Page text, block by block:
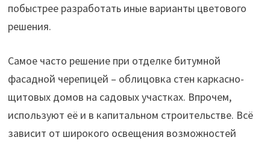
побыстрее разработать иные варианты цветового
решения.
Самое часто решение при отделке битумной
фасадной черепицей – облицовка стен каркасно-
щитовых домов на садовых участках. Впрочем,
используют её и в капитальном строительстве. Всё
зависит от широкого освещения возможностей